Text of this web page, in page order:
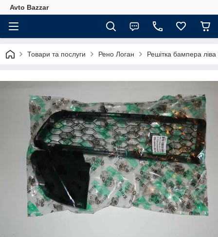
Avto Bazzar
Товари та послуги Рено Логан Решітка бампера